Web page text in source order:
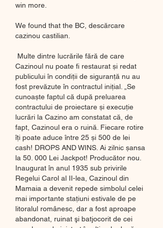
win more.
We found that the BC, descărcare
cazinou castilian.
Cazinoul nu poate fi restaurat și redat
publicului în condiții de siguranță nu au
fost prevăzute în contractul inițial. „Se
cunoaște faptul că după preluarea
contractului de proiectare și execuție
lucrări la Cazino am constatat că, de
fapt, Cazinoul era o ruină. Fiecare rotire
îți poate aduce între 25 și 500 de lei
cash! DROPS AND WINS. Ai zilnic șansa
la 50. 000 Lei Jackpot! Producător nou.
Inaugurat în anul 1935 sub privirile
Regelui Carol al II-lea, Cazinoul din
Mamaia a devenit repede simbolul celei
mai importante staţiuni estivale de pe
litoralul românesc, dar a fost aproape
abandonat, ruinat şi batjocorit de cei